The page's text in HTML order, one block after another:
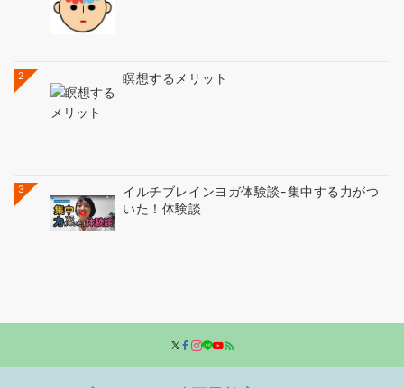
2 瞑想するメリット
3
イルチブレインヨガ体験談-集中する力がつ
いた！体験談